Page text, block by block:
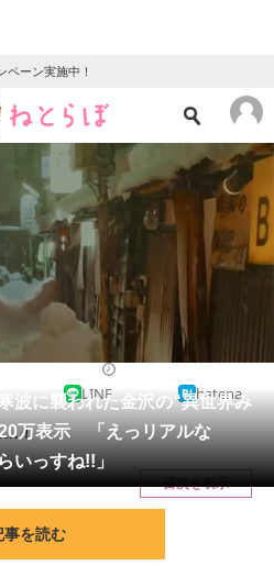
ペーン実施中！
ニュース
クイズ
地域
教育・育児
に襲われた金沢の“異世界み
万表示 「えっリアルな
いっすね!!」
LINE hatena
！
目次を表示
事を読む